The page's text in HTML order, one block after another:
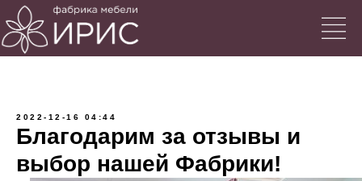
2022-12-16 04:44
Благодарим за отзывы и
выбор нашей Фабрики!